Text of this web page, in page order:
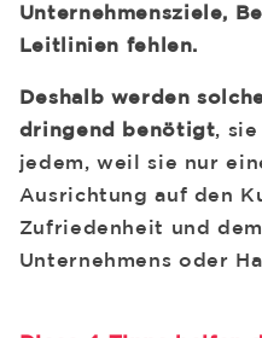
Unternehmensziele,
Leitlinien fehlen.
Deshalb werden
dringend benötigt,
jedem, weil sie nur
Ausrichtung auf den
Zufriedenheit und
Unternehmens oder